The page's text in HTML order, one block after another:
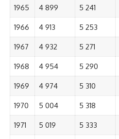
1965 4 899 5 241
1966 4 913 5 253
1967 4 932 5 271
1968 4 954 5 290
1969 4 974 5 310
1970 5 004 5 318
1971 5 019 5 333